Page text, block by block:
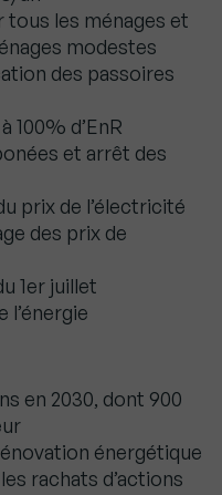
tous les ménages et
modestes
des passoires
100% d’EnR
et arrêt des
prix de l’électricité
des prix de
1er juillet
l’énergie
en 2030, dont 900
énergétique
rachats d’actions